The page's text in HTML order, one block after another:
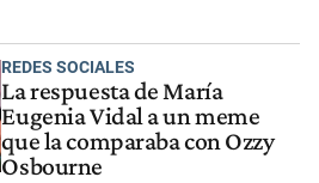
REDES SOCIALES
La respuesta de María
Eugenia Vidal a un meme
que la comparaba con Ozzy
Osbourne